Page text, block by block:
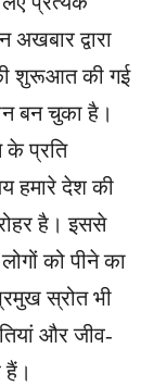
द्वारा
शुरूआत की गई
बन चुका है।
के प्रति
हमारे देश की
है। इससे
को पीने का
स्रोत भी
और जीव-
हैं।